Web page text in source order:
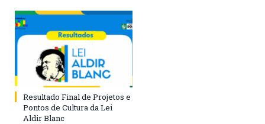
Resultado Final de Projetos e
Pontos de Cultura da Lei
Aldir Blanc